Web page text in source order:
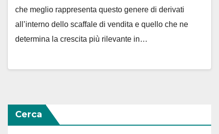
che meglio rappresenta questo genere di derivati
all’interno dello scaffale di vendita e quello che ne
determina la crescita più rilevante in…
Cerca